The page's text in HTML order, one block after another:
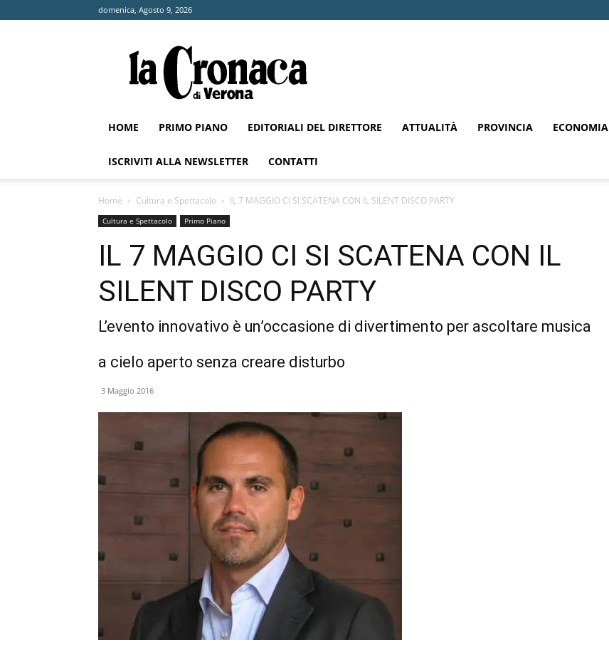
domenica, Agosto 9, 2026
Cronaca
di
Verona
HOME PRIMO PIANO EDITORIALI DEL DIRETTORE ATTUALITÀ PROVINCIA ECONOMIA
ISCRIVITI ALLA NEWSLETTER CONTATTI
Home Cultura e Spettacolo IL 7 MAGGIO CI SI SCATENA CON IL SILENT DISCO PARTY
Cultura e Spettacolo Primo Piano
IL 7 MAGGIO CI SI SCATENA CON IL
SILENT DISCO PARTY
L’evento innovativo è un’occasione di divertimento per ascoltare musica
a cielo aperto senza creare disturbo
3 Maggio 2016